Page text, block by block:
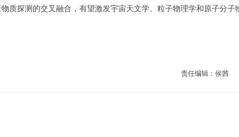
测的交叉融合，有望激发宇宙天文学、粒子物理学和原子分子
（
责任编辑：侯茜